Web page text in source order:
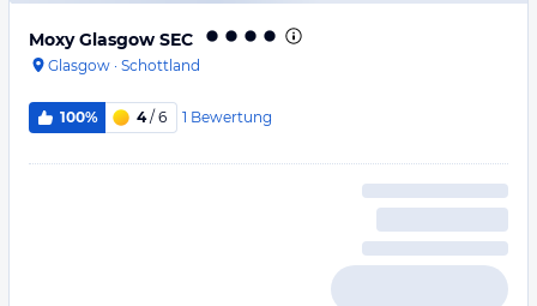
Moxy Glasgow SEC
Glasgow · Schottland
100% 4/ 6 1 Bewertung